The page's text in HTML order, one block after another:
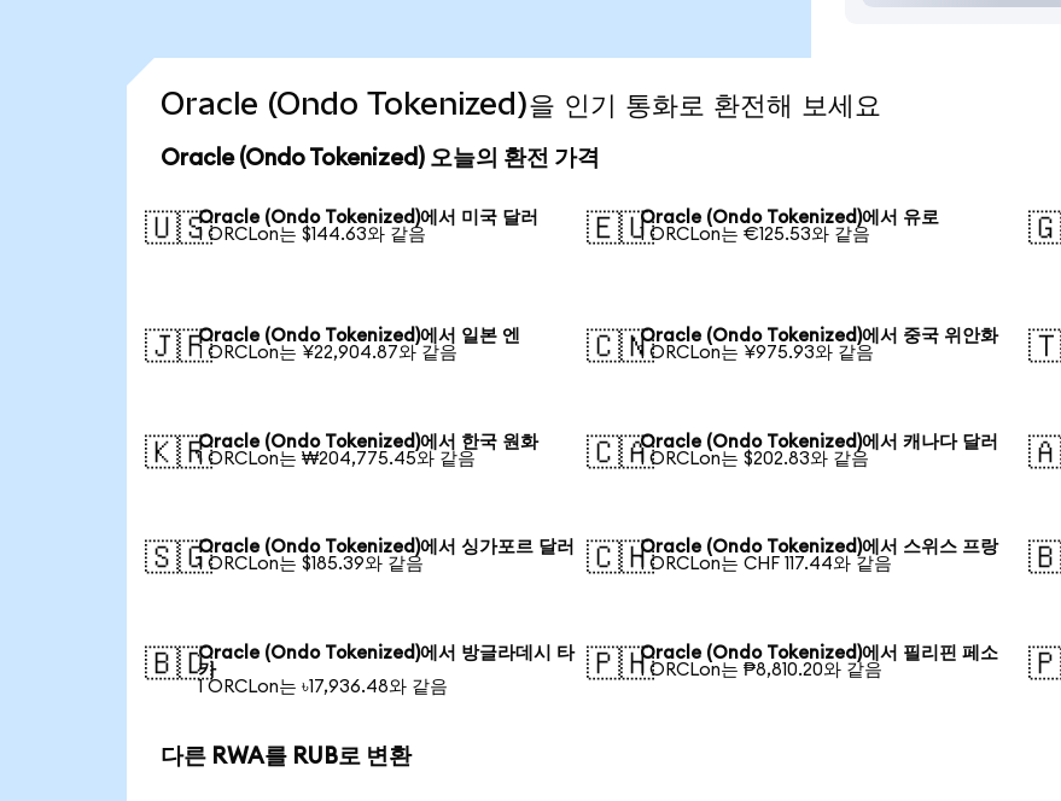
Oracle (Ondo Tokenized)을 인기 통화로 환전해 보세요
Oracle (Ondo Tokenized) 오늘의 환전 가격
🇺🇸Oracle (Ondo Tokenized)에서 미국 달러
1 ORCLon는 $144.63와 같음
🇪🇺Oracle (Ondo Tokenized)에서 유로
1 ORCLon는 €125.53와 같음
🇯🇵Oracle (Ondo Tokenized)에서 일본 엔
1 ORCLon는 ¥22,904.87와 같음
🇨🇳Oracle (Ondo Tokenized)에서 중국 위안화
1 ORCLon는 ¥975.93와 같음
🇰🇷Oracle (Ondo Tokenized)에서 한국 원화
1 ORCLon는 ₩204,775.45와 같음
🇨🇦Oracle (Ondo Tokenized)에서 캐나다 달러
1 ORCLon는 $202.83와 같음
🇸🇬Oracle (Ondo Tokenized)에서 싱가포르 달러
1 ORCLon는 $185.39와 같음
🇨🇭Oracle (Ondo Tokenized)에서 스위스 프랑
1 ORCLon는 CHF 117.44와 같음
🇧🇩Oracle (Ondo Tokenized)에서 방글라데시 타
카
1 ORCLon는 ৳17,936.48와 같음
🇵🇭Oracle (Ondo Tokenized)에서 필리핀 페소
1 ORCLon는 ₱8,810.20와 같음
다른 RWA를 RUB로 변환